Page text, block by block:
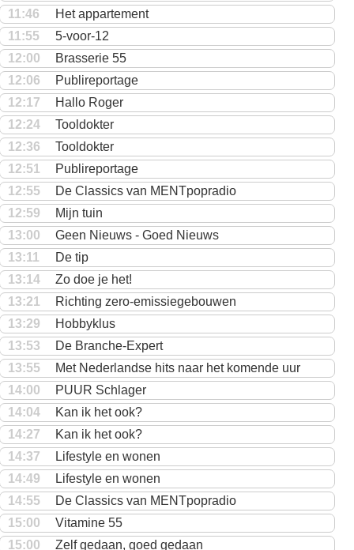
11:46
Het appartement
11:55
5-voor-12
12:00
Brasserie 55
12:06
Publireportage
12:17
Hallo Roger
12:24
Tooldokter
12:36
Tooldokter
12:51
Publireportage
12:55
De Classics van MENTpopradio
12:59
Mijn tuin
13:00
Geen Nieuws - Goed Nieuws
13:11
De tip
13:14
Zo doe je het!
13:21
Richting zero-emissiegebouwen
13:29
Hobbyklus
13:53
De Branche-Expert
13:55
Met Nederlandse hits naar het komende uur
14:00
PUUR Schlager
14:04
Kan ik het ook?
14:27
Kan ik het ook?
14:37
Lifestyle en wonen
14:49
Lifestyle en wonen
14:55
De Classics van MENTpopradio
15:00
Vitamine 55
15:00
Zelf gedaan, goed gedaan